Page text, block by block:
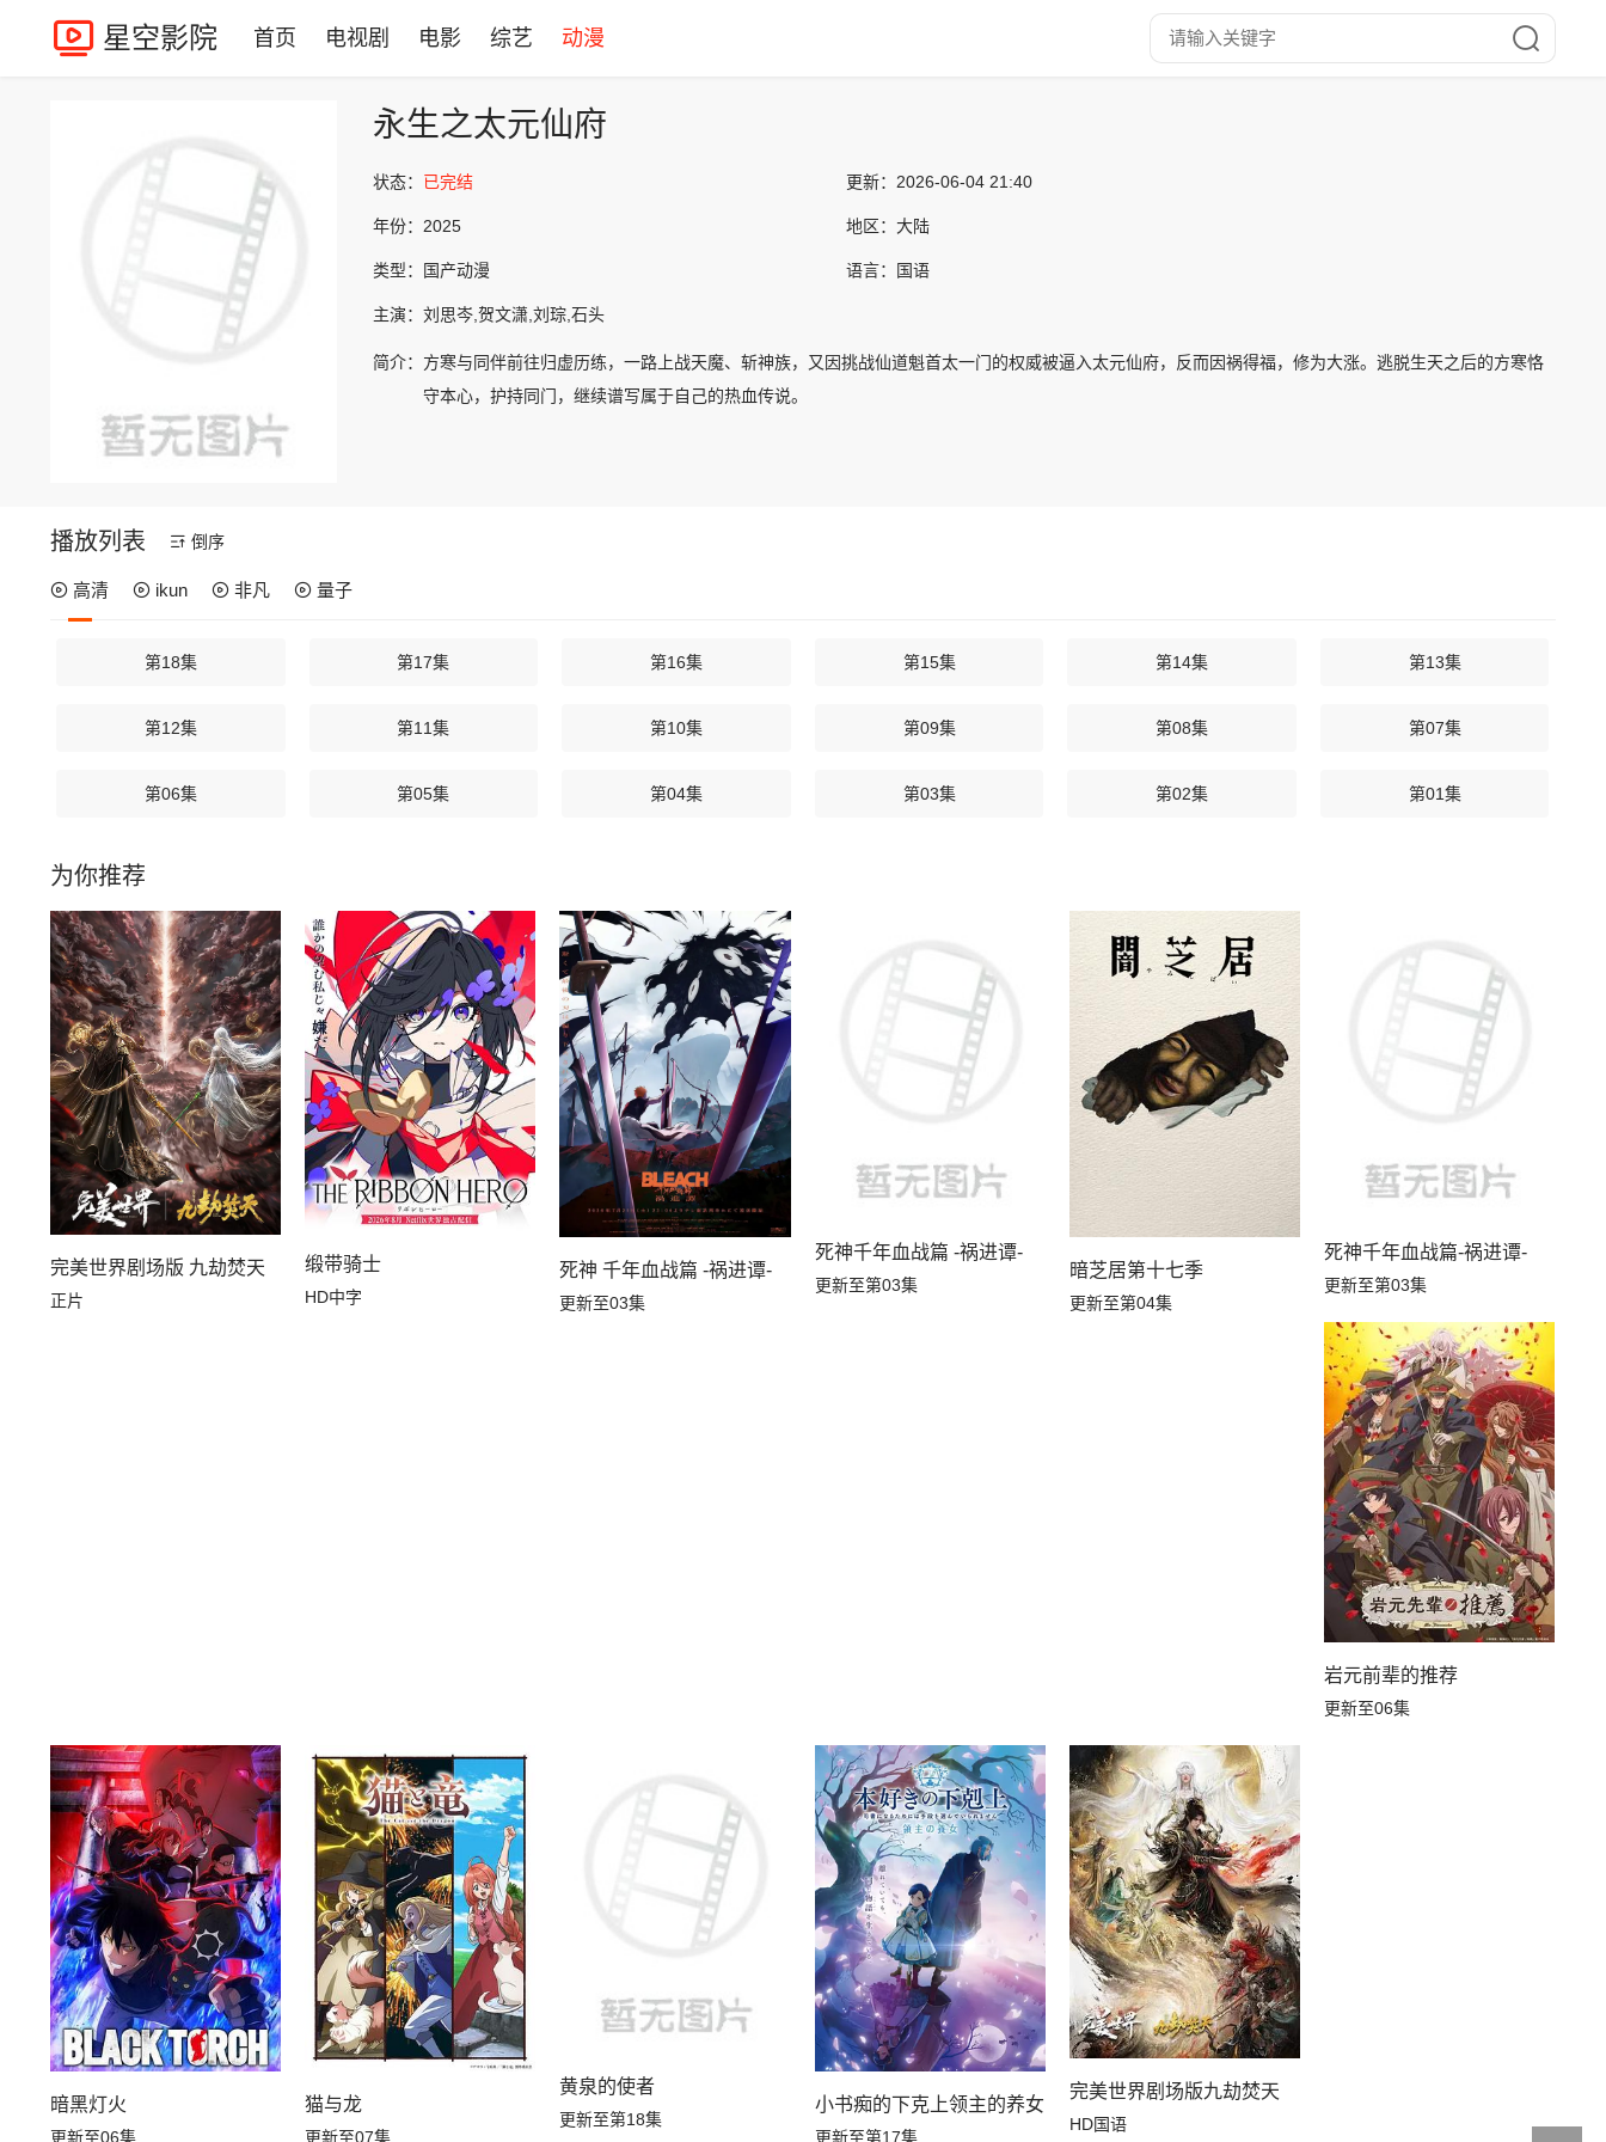
星空影院 首页 电视剧 电影 综艺 动漫
永生之太元仙府
状态： 已完结 更新： 2026-06-04 21:40
年份： 2025 地区： 大陆
类型： 国产动漫 语言： 国语
主演： 刘思岑,贺文潇,刘琮,石头
简介： 方寒与同伴前往归虚历练，一路上战天魔、斩神族，又因挑战仙道魁首太一门的权威被逼入太元仙府，反而因祸得福，修为大涨。逃脱生天之后的方寒恪
守本心，护持同门，继续谱写属于自己的热血传说。
播放列表 倒序
高清 ikun 非凡 量子
第18集 第17集 第16集 第15集 第14集 第13集
第12集 第11集 第10集 第09集 第08集 第07集
第06集 第05集 第04集 第03集 第02集 第01集
为你推荐
完美世界剧场版 九劫焚天
正片
缎带骑士
HD中字
死神 千年血战篇 -祸进谭-
更新至03集
死神千年血战篇 -祸进谭-
更新至第03集
暗芝居第十七季
更新至第04集
死神千年血战篇-祸进谭-
更新至第03集
岩元前辈的推荐
更新至06集
暗黑灯火
更新至06集
猫与龙
更新至07集
黄泉的使者
更新至第18集
小书痴的下克上领主的养女
更新至第17集
完美世界剧场版九劫焚天
HD国语